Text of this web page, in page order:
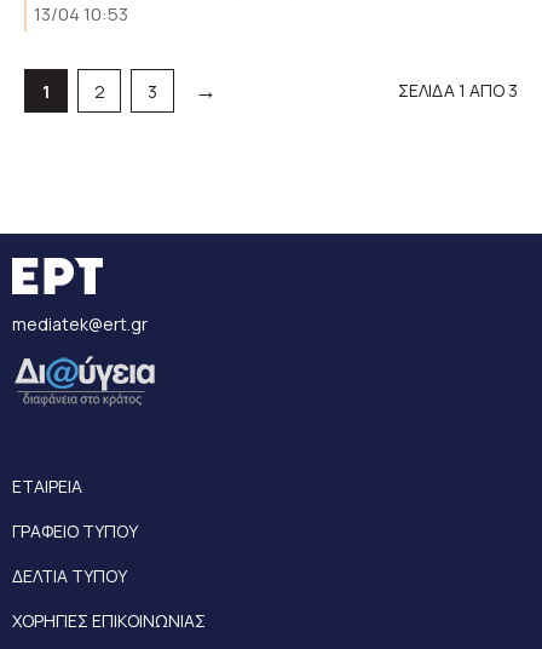
13/04 10:53
Σελίδα
1 Σελίδα
2 Σελίδα
3 → ΣΕΛΙΔΑ 1 ΑΠΟ 3
mediatek@ert.gr
ΕΤΑΙΡΕΙΑ
ΓΡΑΦΕΙΟ ΤΥΠΟΥ
ΔΕΛΤΙΑ ΤΥΠΟΥ
ΧΟΡΗΓΙΕΣ ΕΠΙΚΟΙΝΩΝΙΑΣ